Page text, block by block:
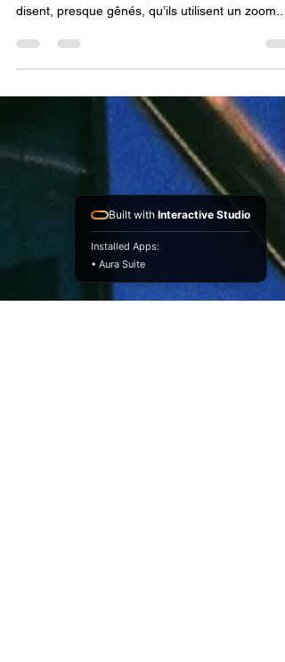
zoom
Dans mon métier et dans mes formations, je
Comme si ce n’était pas tout à fait “bien”.
si c’était une facilité. Comme si ça les rendait
moins légitimes. Et j’aime leur répondre : “moi
aussi.” Mon expérience avec les zooms J’ai
longtemps travaillé avec des zooms. C'était le
en 2014 lorsque j'ai réalisé ma série sur les
de la Défense. C'est encore le cas aujourd'hui,
Built with Interactive Studio
Installed Apps:
• Aura Suite